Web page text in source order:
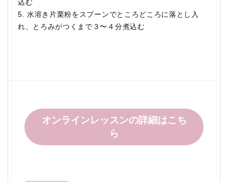
込む
5. 水溶き片栗粉をスプーンでところどころに落とし入
れ、とろみがつくまで３〜４分煮込む
オンラインレッスンの詳細はこち
ら